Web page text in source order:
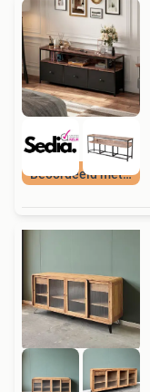
Beoordeeld met 9+